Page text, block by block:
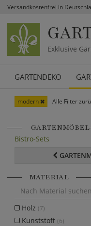
Versandkostenfrei in
Exklusive
GARTENDEKO
modern Alle Filter
Bistro-Sets
MATERIAL
Holz (7)
Kunststoff (6)